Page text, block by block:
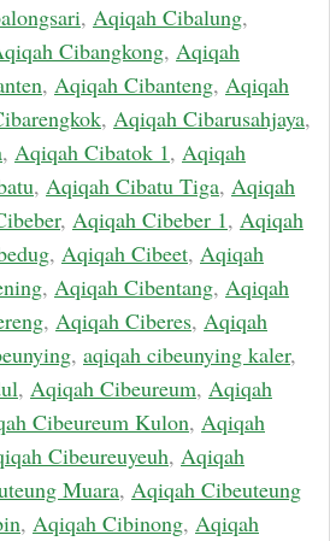
, Aqiqah Cibalung,
Cibangkong, Aqiqah
, Aqiqah Cibanteng, Aqiqah
, Aqiqah Cibarusahjaya,
, Aqiqah Cibatok 1, Aqiqah
, Aqiqah Cibatu Tiga, Aqiqah
, Aqiqah Cibeber 1, Aqiqah
, Aqiqah Cibeet, Aqiqah
, Aqiqah Cibentang, Aqiqah
, Aqiqah Ciberes, Aqiqah
, aqiqah cibeunying kaler,
, Aqiqah Cibeureum, Aqiqah
Cibeureum Kulon, Aqiqah
Cibeureuyeuh, Aqiqah
Muara, Aqiqah Cibeuteung
, Aqiqah Cibinong, Aqiqah